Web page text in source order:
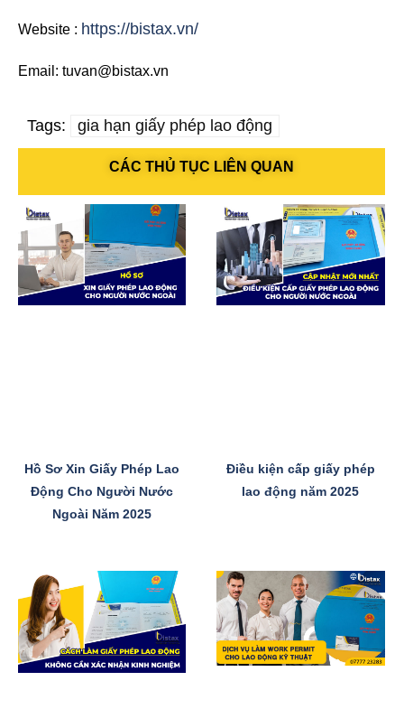
Website : https://bistax.vn/
Email: tuvan@bistax.vn
Tags: gia hạn giấy phép lao động
CÁC THỦ TỤC LIÊN QUAN
Hồ Sơ Xin Giấy Phép Lao
Động Cho Người Nước
Ngoài Năm 2025
Điều kiện cấp giấy phép
lao động năm 2025